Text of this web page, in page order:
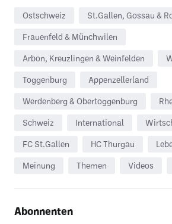
Ostschweiz St.Gallen, Gossau &
Frauenfeld & Münchwilen
Arbon, Kreuzlingen & Weinfelden
Toggenburg Appenzellerland
Werdenberg & Obertoggenburg
Schweiz International
FC St.Gallen HC Thurgau
Meinung Themen Videos
Abonnenten